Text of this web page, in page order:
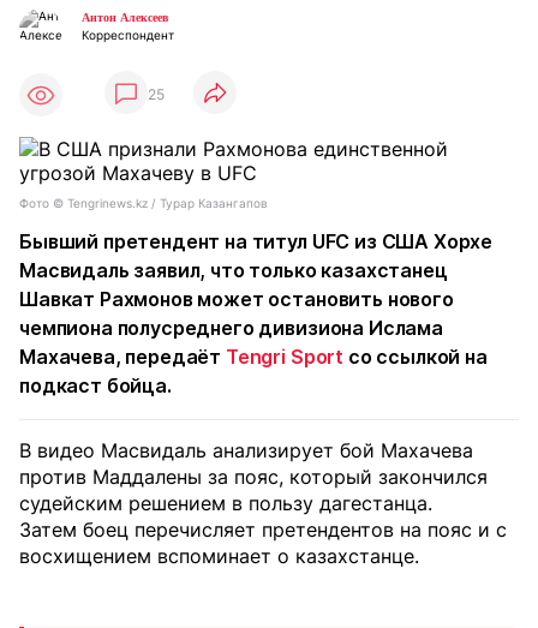
Антон Алексеев
Корреспондент
25
Фото ©️ Tengrinews.kz / Турар Казангапов
Бывший претендент на титул UFC из США Хорхе
Масвидаль заявил, что только казахстанец
Шавкат Рахмонов может остановить нового
чемпиона полусреднего дивизиона Ислама
Махачева, передаёт Tengri Sport со ссылкой на
подкаст бойца.
В видео Масвидаль анализирует бой Махачева
против Маддалены за пояс, который закончился
судейским решением в пользу дагестанца.
Затем боец перечисляет претендентов на пояс и с
восхищением вспоминает о казахстанце.